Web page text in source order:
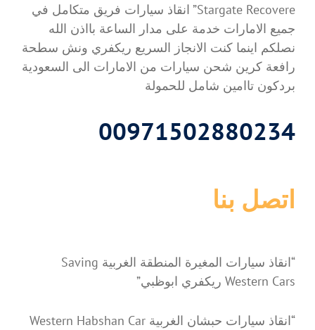
Stargate Recovere” انقاذ سيارات فريق متكامل في
جميع الامارات خدمة على مدار الساعة بااذن الله
نصلكم اينما كنت الانجاز السريع ريكفري ونش سطحة
رافعة كرين شحن سيارات من الامارات الى السعودية
بردكون تاامين شامل للحمولة
00971502880234
اتصل بنا
“انقاذ سيارات المغيرة المنطقة الغربية Saving
Western Cars ريكفري ابوظبي”
“انقاذ سيارات حبشان الغربية Western Habshan Car